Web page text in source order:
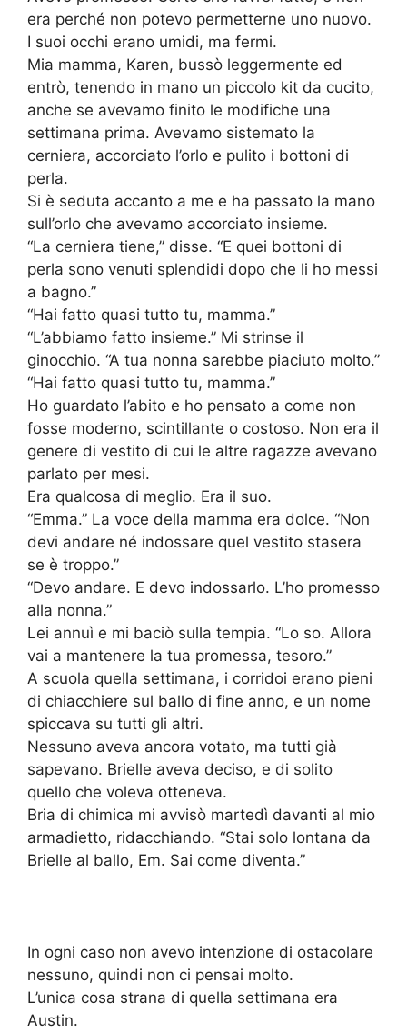
era perché non potevo permetterne uno nuovo.
I suoi occhi erano umidi, ma fermi.
Mia mamma, Karen, bussò leggermente ed
entrò, tenendo in mano un piccolo kit da cucito,
anche se avevamo finito le modifiche una
settimana prima. Avevamo sistemato la
cerniera, accorciato l’orlo e pulito i bottoni di
perla.
Si è seduta accanto a me e ha passato la mano
sull’orlo che avevamo accorciato insieme.
“La cerniera tiene,” disse. “E quei bottoni di
perla sono venuti splendidi dopo che li ho messi
a bagno.”
“Hai fatto quasi tutto tu, mamma.”
“L’abbiamo fatto insieme.” Mi strinse il
ginocchio. “A tua nonna sarebbe piaciuto molto.”
“Hai fatto quasi tutto tu, mamma.”
Ho guardato l’abito e ho pensato a come non
fosse moderno, scintillante o costoso. Non era il
genere di vestito di cui le altre ragazze avevano
parlato per mesi.
Era qualcosa di meglio. Era il suo.
“Emma.” La voce della mamma era dolce. “Non
devi andare né indossare quel vestito stasera
se è troppo.”
“Devo andare. E devo indossarlo. L’ho promesso
alla nonna.”
Lei annuì e mi baciò sulla tempia. “Lo so. Allora
vai a mantenere la tua promessa, tesoro.”
A scuola quella settimana, i corridoi erano pieni
di chiacchiere sul ballo di fine anno, e un nome
spiccava su tutti gli altri.
Nessuno aveva ancora votato, ma tutti già
sapevano. Brielle aveva deciso, e di solito
quello che voleva otteneva.
Bria di chimica mi avvisò martedì davanti al mio
armadietto, ridacchiando. “Stai solo lontana da
Brielle al ballo, Em. Sai come diventa.”
In ogni caso non avevo intenzione di ostacolare
nessuno, quindi non ci pensai molto.
L’unica cosa strana di quella settimana era
Austin.